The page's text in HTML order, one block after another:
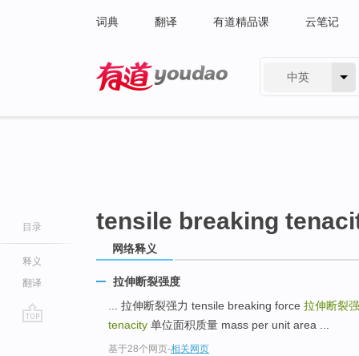
词典 翻译 有道精品课 云笔记
中英
目录
释义
翻译
tensile breaking
网络释义
拉伸断裂强度
... 拉伸断裂强力 tensile breaking force 拉伸断裂
tenacity 单位面积质量 mass per unit area ...
基于28个网页-相关网页